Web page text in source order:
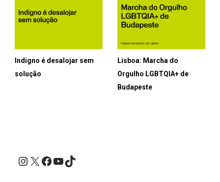
Indigno é desalojar sem
solução
Lisboa: Marcha do
Orgulho LGBTQIA+ de
Budapeste
Instagram
X Facebook
YouTube